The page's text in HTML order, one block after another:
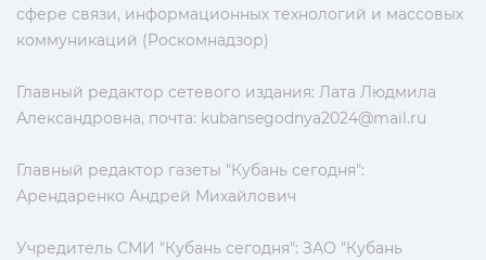
сфере связи, информационных технологий и массовых
коммуникаций (Роскомнадзор)
Главный редактор сетевого издания: Лата Людмила
Александровна, почта: kubansegodnya2024@mail.ru
Главный редактор газеты "Кубань сегодня":
Арендаренко Андрей Михайлович
Учредитель СМИ "Кубань сегодня": ЗАО "Кубань